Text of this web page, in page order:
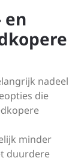
en
nadeel
die
minder
duurdere